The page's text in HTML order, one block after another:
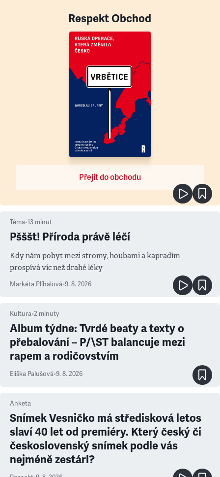
Respekt Obchod
Přejít do obchodu
Téma•13 minut
Pšššt! Příroda právě léčí
Kdy nám pobyt mezi stromy, houbami a kapradím
prospívá víc než drahé léky
Markéta Plíhalová•9. 8. 2026
Kultura•2 minuty
Album týdne: Tvrdé beaty a texty o
přebalování – P/\ST balancuje mezi
rapem a rodičovstvím
Eliška Palušová•9. 8. 2026
Anketa
Snímek Vesničko má středisková letos
slaví 40 let od premiéry. Který český či
československý snímek podle vás
nejméně zestárl?